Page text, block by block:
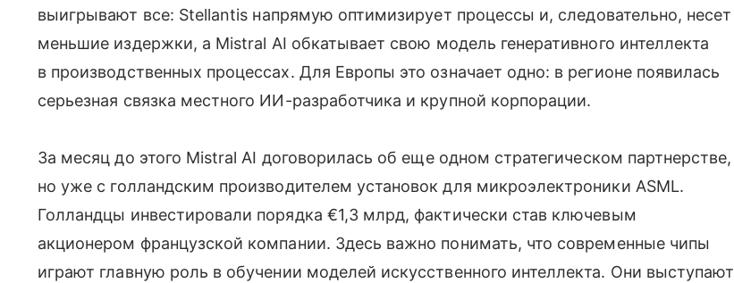
выигрывают все: Stellantis напрямую оптимизирует процессы и, следовательно, несет
меньшие издержки, а Mistral AI обкатывает свою модель генеративного интеллекта
в производственных процессах. Для Европы это означает одно: в регионе появилась
серьезная связка местного ИИ-разработчика и крупной корпорации.
За месяц до этого Mistral AI договорилась об еще одном стратегическом партнерстве,
но уже с голландским производителем установок для микроэлектроники ASML.
Голландцы инвестировали порядка €1,3 млрд, фактически став ключевым
акционером французской компании. Здесь важно понимать, что современные чипы
играют главную роль в обучении моделей искусственного интеллекта. Они выступают